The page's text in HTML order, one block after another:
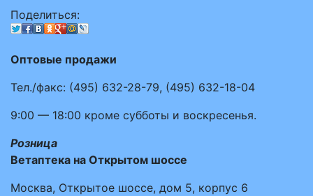
Поделиться:
Оптовые продажи
Тел./факс: (495) 632-28-79, (495) 632-18-04
9:00 — 18:00 кроме субботы и воскресенья.
Розница
Ветаптека на Открытом шоссе
Москва, Открытое шоссе, дом 5, корпус 6